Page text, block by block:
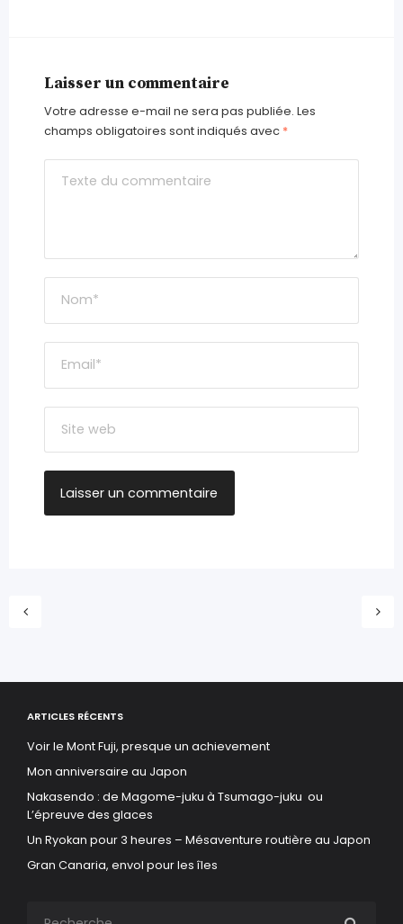
Laisser un commentaire
Votre adresse e-mail ne sera pas publiée. Les
champs obligatoires sont indiqués avec *
ARTICLES RÉCENTS
Voir le Mont Fuji, presque un achievement
Mon anniversaire au Japon
Nakasendo : de Magome-juku à Tsumago-juku ou
L’épreuve des glaces
Un Ryokan pour 3 heures – Mésaventure routière au Japon
Gran Canaria, envol pour les îles